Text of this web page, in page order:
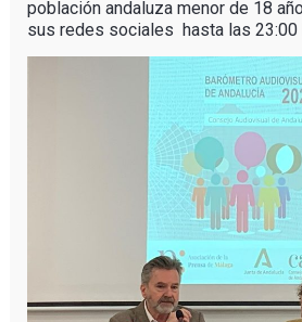
población andaluza menor de 18
sus redes sociales hasta las 23:00